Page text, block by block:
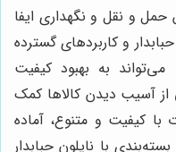
و نقل و نگهداری ایفا
و کاربردهای گسترده
می‌تواند به بهبود کیفیت
آسیب دیدن کالاها کمک
با کیفیت و متنوع، آماده
با نایلون حبابدار